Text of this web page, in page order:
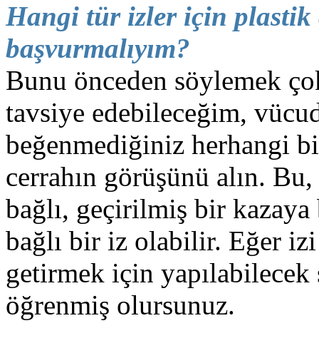
Hangi tür izler için plastik
başvurmalıyım?
Bunu önceden söylemek
tavsiye edebileceğim,
beğenmediğiniz herhangi
cerrahın görüşünü alın.
bağlı, geçirilmiş bir kazaya
bağlı bir iz olabilir. Eğer
getirmek için
öğrenmiş olursunuz.